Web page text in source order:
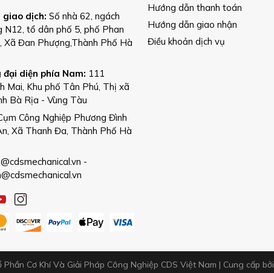
giao dịch:Số nhà 62, ngách
N12, tổ dân phố 5, phố Phan
Xã Đan Phượng,Thành Phố Hà
đại diện phía Nam: 111
Mai, Khu phố Tân Phú, Thị xã
Bà Rịa - Vùng Tàu
Công Nghiệp Phương Đình
Xã Thanh Đa, Thành Phố Hà
-
Hướng dẫn thanh toán
Hướng dẫn giao nhận
Điều khoản dịch vụ
Cơ Khí Và Giải Pháp Công Nghiệp CDS Việt Nam | Cung cấp bởi